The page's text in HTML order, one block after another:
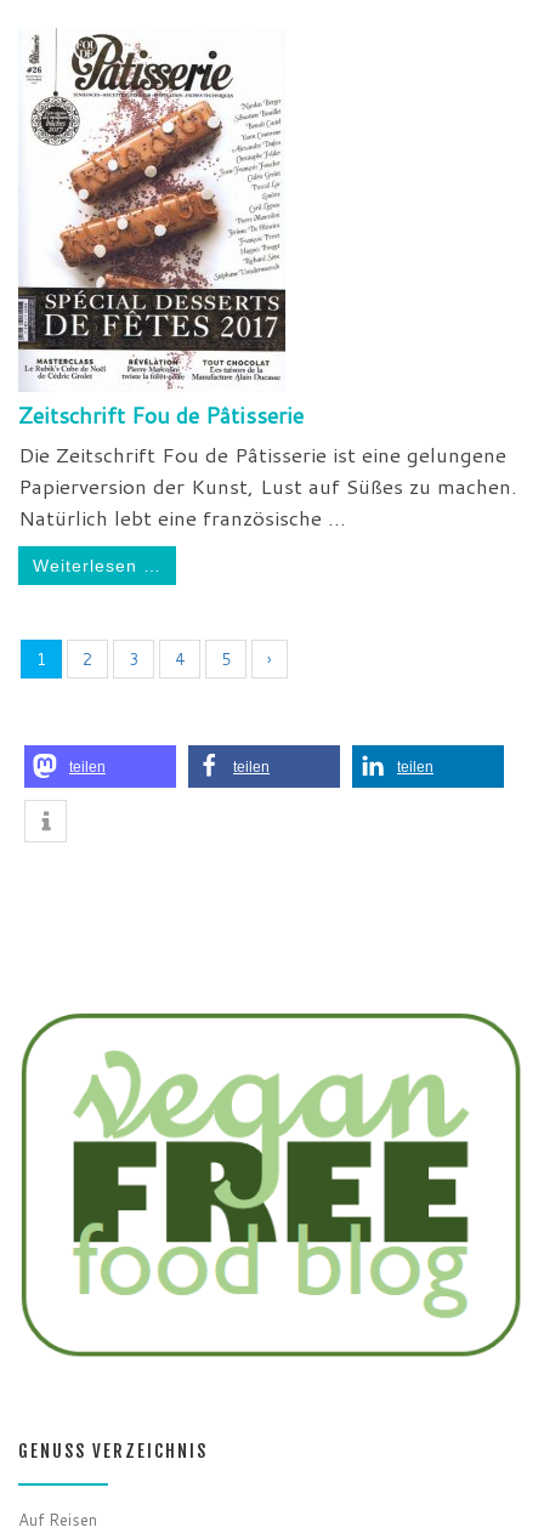
Zeitschrift Fou de Pâtisserie
Die Zeitschrift Fou de Pâtisserie ist eine gelungene
Papierversion der Kunst, Lust auf Süßes zu machen.
Natürlich lebt eine französische ...
Weiterlesen …
1 2 3 4 5 ›
teilen teilen teilen
GENUSS VERZEICHNIS
Auf Reisen